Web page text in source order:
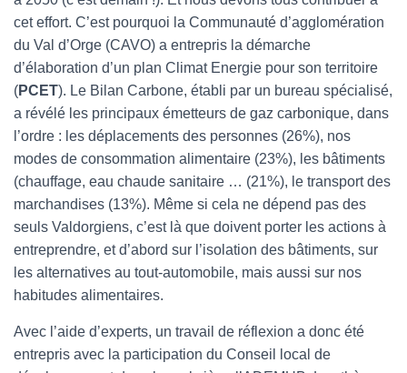
cet effort. C’est pourquoi la Communauté d’agglomération
du Val d’Orge (CAVO) a entrepris la démarche
d’élaboration d’un plan Climat Energie pour son territoire
(PCET). Le Bilan Carbone, établi par un bureau spécialisé,
a révélé les principaux émetteurs de gaz carbonique, dans
l’ordre : les déplacements des personnes (26%), nos
modes de consommation alimentaire (23%), les bâtiments
(chauffage, eau chaude sanitaire … (21%), le transport des
marchandises (13%). Même si cela ne dépend pas des
seuls Valdorgiens, c’est là que doivent porter les actions à
entreprendre, et d’abord sur l’isolation des bâtiments, sur
les alternatives au tout-automobile, mais aussi sur nos
habitudes alimentaires.
Avec l’aide d’experts, un travail de réflexion a donc été
entrepris avec la participation du Conseil local de